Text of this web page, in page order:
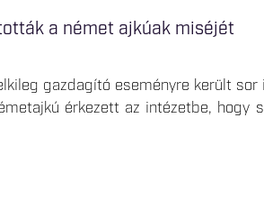
a német ajkúak miséjét
gazdagító eseményre került
érkezett az intézetbe, hogy